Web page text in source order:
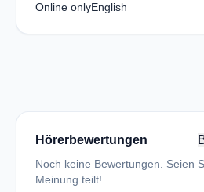
Online onlyEnglish
Hörerbewertungen
Noch keine Bewertungen. Seien
Meinung teilt!